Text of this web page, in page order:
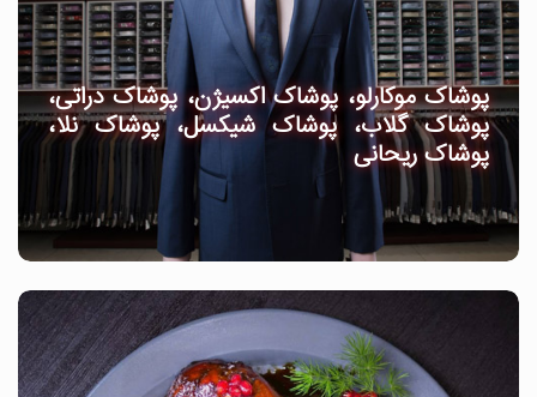
پوشاک موکارلو، پوشاک اکسیژن، پوشاک دراتی،
پوشاک گلاب، پوشاک شیکسل، پوشاک نلا،
پوشاک ریحانی